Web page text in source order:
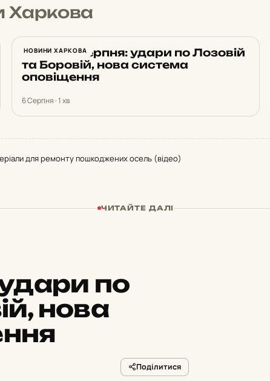
Харкова
НОВИНИ ХАРКОВА
Харків 6 серпня: удари по Лозовій
та Боровій, нова система
оповіщення
6 Серпня · 1 хв
для ремонту пошкоджених осель (відео)
ЧИТАЙТЕ ДАЛІ
по
нова
Поділитися